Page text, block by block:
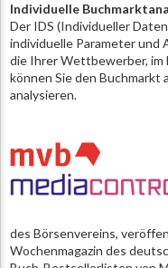
Individuelle
Der IDS (Individueller
individuelle Parameter
die Ihrer Wettbewerber, im
können Sie den Buchmarkt
analysieren.
des Börsenvereins,
Wochenmagazin des